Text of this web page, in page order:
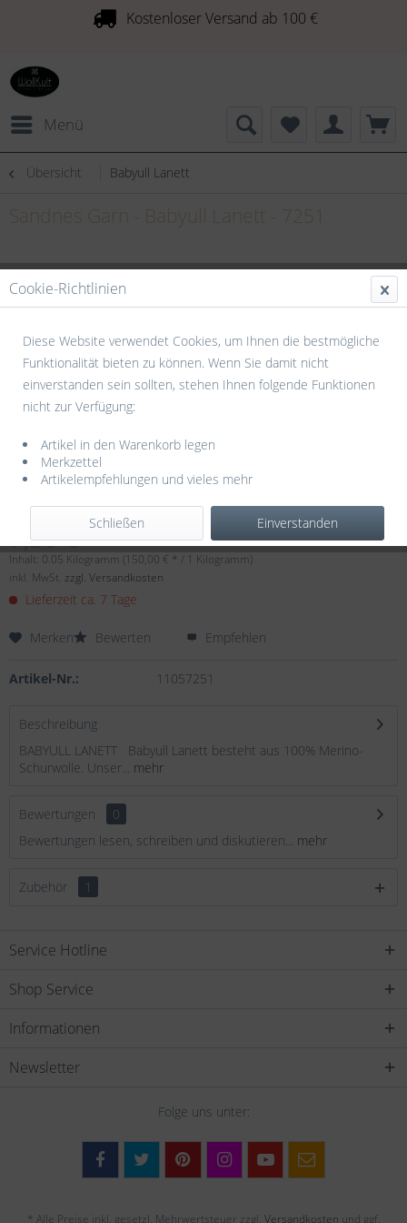
Kostenloser Versand ab 100 €
Menü
Übersicht Babyull Lanett
7,50 € *
Inhalt: 0.05 Kilogramm (150,00 € * / 1 Kilogramm)
inkl. MwSt. zzgl. Versandkosten
Lieferzeit ca. 7 Tage
Merken Bewerten Empfehlen
Artikel-Nr.: 11057251
Beschreibung
BABYULL LANETT Babyull Lanett besteht aus 100% Merino-
Schurwolle. Unser... mehr
Bewertungen
0
Bewertungen lesen, schreiben und diskutieren... mehr
Zubehör 1
Service Hotline
Shop Service
Informationen
Newsletter
Folge uns unter:
* Alle Preise inkl. gesetzl. Mehrwertsteuer zzgl. Versandkosten und ggf.
Cookie-Richtlinien
Diese Website verwendet Cookies, um Ihnen die bestmögliche
Funktionalität bieten zu können. Wenn Sie damit nicht
einverstanden sein sollten, stehen Ihnen folgende Funktionen
nicht zur Verfügung:
Artikel in den Warenkorb legen
Merkzettel
Artikelempfehlungen und vieles mehr
Einverstanden
Schließen